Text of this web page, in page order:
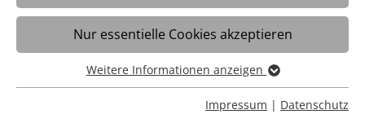
Böblingen – Ihren 90. Geburtstag durfte
am 28. Dezember Ingeborg Belz feiern,
Bewohnerin im Haus der Pflege St.
Hildegard der Stiftung Liebenau in
Böblingen. Zu diesem außergewöhnlichen
Nur essentielle Cookies akzeptieren
Essentiell
Essentielle Cookies werden für grundlegende Funktionen
Weitere Informationen anzeigen
Impressum | Datenschutz